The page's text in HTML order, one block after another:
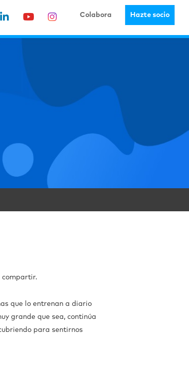
Colabora Hazte socio
compartir.
que lo entrenan a diario
grande que sea, continúa
para sentirnos